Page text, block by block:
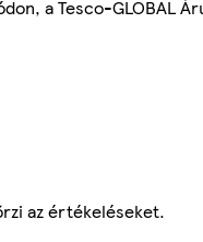
a Tesco-GLOBAL
az értékeléseket.